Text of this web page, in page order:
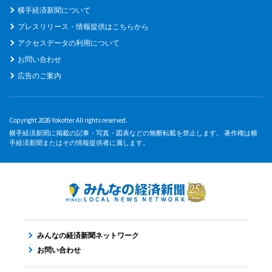
横手経済新聞について
プレスリリース・情報提供はこちらから
アクセスデータの利用について
お問い合わせ
広告のご案内
Copyright 2026 Yokotter All rights reserved.
横手経済新聞に掲載の記事・写真・図表などの無断転載を禁止します。 著作権は横
手経済新聞またはその情報提供者に属します。
みんなの経済新聞ネットワーク
お問い合わせ